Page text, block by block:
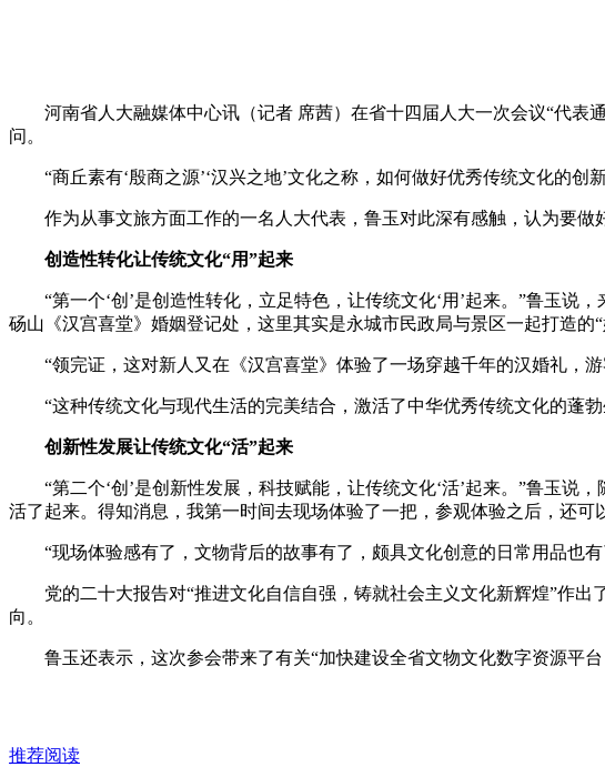
河南省人大融媒体中心讯（记者 席茜）在省十四届人大一次会议“代表
问。
“商丘素有‘殷商之源’‘汉兴之地’文化之称，如何做好优秀传统文化的创新
作为从事文旅方面工作的一名人大代表，鲁玉对此深有感触，认为要做
创造性转化让传统文化“用”起来
“第一个‘创’是创造性转化，立足特色，让传统文化‘用’起来。”鲁玉说
砀山《汉宫喜堂》婚姻登记处，这里其实是永城市民政局与景区一起打造的
“领完证，这对新人又在《汉宫喜堂》体验了一场穿越千年的汉婚礼，
“这种传统文化与现代生活的完美结合，激活了中华优秀传统文化的蓬勃
创新性发展让传统文化“活”起来
“第二个‘创’是创新性发展，科技赋能，让传统文化‘活’起来。”鲁玉说
活了起来。得知消息，我第一时间去现场体验了一把，参观体验之后，还可
“现场体验感有了，文物背后的故事有了，颇具文化创意的日常用品也有
党的二十大报告对“推进文化自信自强，铸就社会主义文化新辉煌”作出
向。
鲁玉还表示，这次参会带来了有关“加快建设全省文物文化数字资源平台
推荐阅读